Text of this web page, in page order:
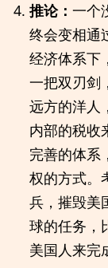
推论： 一个
终会变相通
经济体系下
一把双刃剑
远方的洋人
内部的税收
完善的体系
权的方式。
兵，摧毁美
球的任务，
美国人来完